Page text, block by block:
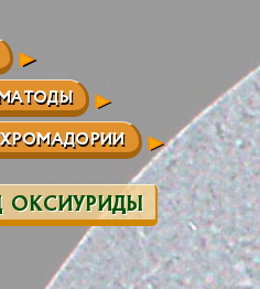
/ ХРОМАДОРИИ
ОКСИУРИДЫ